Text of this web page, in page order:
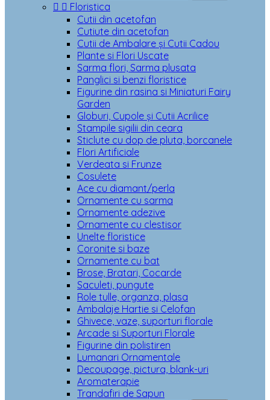
  Floristica
Cutii din acetofan
Cutiute din acetofan
Cutii de Ambalare și Cutii Cadou
Plante si Flori Uscate
Sarma flori, Sarma plusata
Panglici si benzi floristice
Figurine din rasina si Miniaturi Fairy
Garden
Globuri, Cupole și Cutii Acrilice
Stampile sigilii din ceara
Sticlute cu dop de pluta, borcanele
Flori Artificiale
Verdeata si Frunze
Cosulete
Ace cu diamant/perla
Ornamente cu sarma
Ornamente adezive
Ornamente cu clestisor
Unelte floristice
Coronite si baze
Ornamente cu bat
Brose, Bratari, Cocarde
Saculeti, pungute
Role tulle, organza, plasa
Ambalaje Hartie si Celofan
Ghivece, vaze, suporturi florale
Arcade si Suporturi Florale
Figurine din polistiren
Lumanari Ornamentale
Decoupage, pictura, blank-uri
Aromaterapie
Trandafiri de Sapun